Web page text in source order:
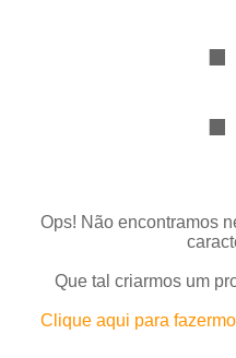
Ops! Não encontramos
Que tal criarmos um
Clique aqui para